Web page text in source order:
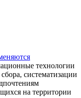
технологии
систематизации
на территории